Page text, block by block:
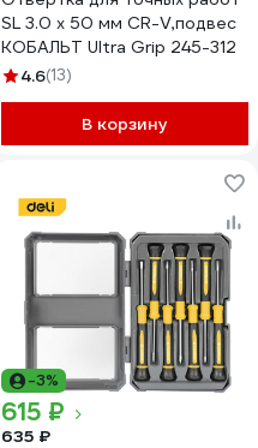
SL 3.0 х 50 мм CR-V,подвес
КОБАЛЬТ Ultra Grip 245-312
4.6(13)
В корзину
-3%
615 ₽
635 ₽